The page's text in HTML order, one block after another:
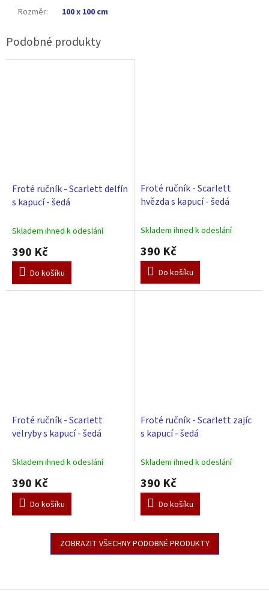
Rozměr: 100 x 100 cm
Froté ručník - Scarlett delfín
s kapucí - šedá
Skladem ihned k odeslání
390 Kč
Do košíku
Froté ručník - Scarlett
hvězda s kapucí - šedá
Skladem ihned k odeslání
390 Kč
Do košíku
Froté ručník - Scarlett
velryby s kapucí - šedá
Skladem ihned k odeslání
390 Kč
Do košíku
Froté ručník - Scarlett zajíc
s kapucí - šedá
Skladem ihned k odeslání
390 Kč
Do košíku
ZOBRAZIT VŠECHNY PODOBNÉ PRODUKTY
Z